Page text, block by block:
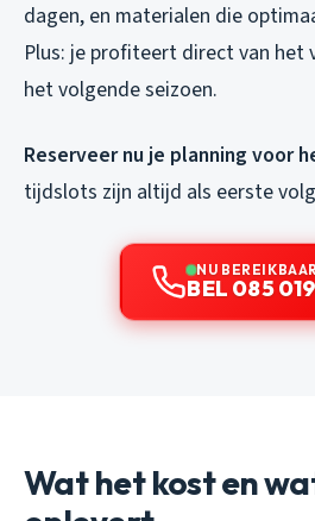
dagen, en materialen die
Plus: je profiteert direct van
het volgende seizoen.
Reserveer nu je planning voor
tijdslots zijn altijd als eerste
NU
BEL 085
Wat het kost en